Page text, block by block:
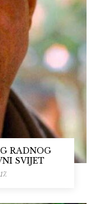
RADNOG
SVIJET